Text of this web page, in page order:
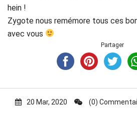
hein !
Zygote nous remémore tous ces
avec vous
Partager
20 Mar, 2020 (0)